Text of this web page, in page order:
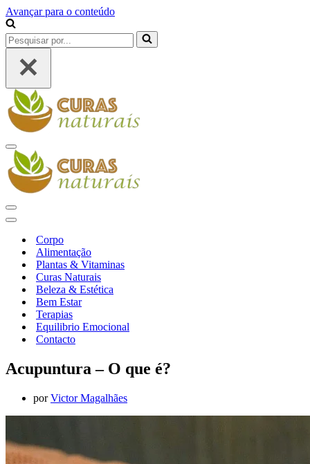
Avançar para o conteúdo
Pesquisar
por...
Menu
de
navegação
Menu
de
Menu
navegação
Corpo
Alimentação
Plantas & Vitaminas
Curas Naturais
Beleza & Estética
Bem Estar
Terapias
Equilibrio Emocional
Contacto
Acupuntura – O que é?
porVictor Magalhães